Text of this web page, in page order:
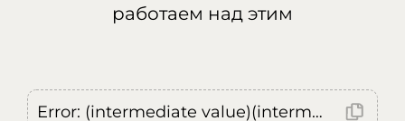
работаем над этим
Error: (intermediate value)(intermediate value)(intermediate value).replaceAll is not a function